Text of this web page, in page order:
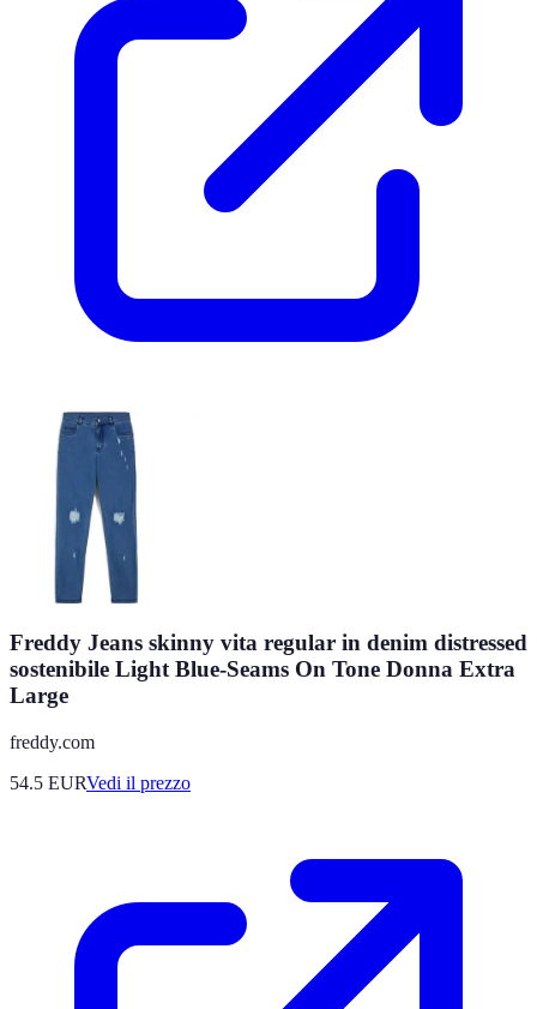
Freddy Jeans skinny vita regular in denim distressed
sostenibile Light Blue-Seams On Tone Donna Extra
Large
freddy.com
54.5 EURVedi il prezzo